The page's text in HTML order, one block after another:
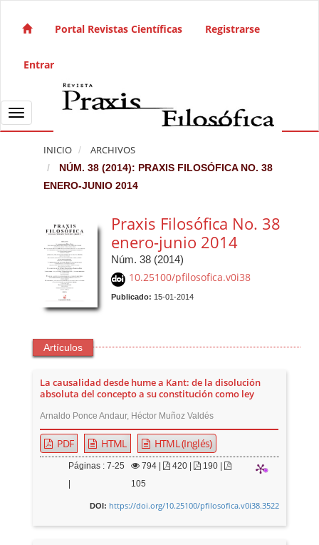
Navegación principal
Barra lateral
Portal Revistas Científicas Registrarse
Entrar
Toggle navigation
INICIO ARCHIVOS
NÚM. 38 (2014): PRAXIS FILOSÓFICA NO. 38
ENERO-JUNIO 2014
Praxis Filosófica No. 38
enero-junio 2014
Núm. 38 (2014)
10.25100/pfilosofica.v0i38
Publicado: 15-01-2014
Artículos
La causalidad desde hume a Kant: de la disolución
absoluta del concepto a su constitución como ley
Arnaldo Ponce Andaur, Héctor Muñoz Valdés
PDF HTML HTML (Inglés)
Páginas : 7-25
|
794 | 420 |
190 |
105
DOI: https://doi.org/10.25100/pfilosofica.v0i38.3522